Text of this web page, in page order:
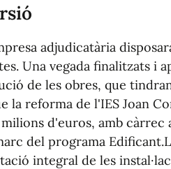
adjudicatària
Una vegada finalitzats i
de les obres, que
la reforma de l'IES Joan
d'euros, amb càrrec
del programa
integral de les